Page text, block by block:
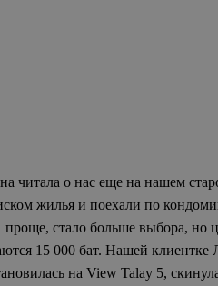
читала о нас еще на нашем
жилья и поехали по
стало больше выбора, но
15 000 бат. Нашей клиентке
на View Talay 5,